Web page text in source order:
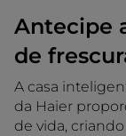
Antecipe
de
A casa
da Haier
de vida,